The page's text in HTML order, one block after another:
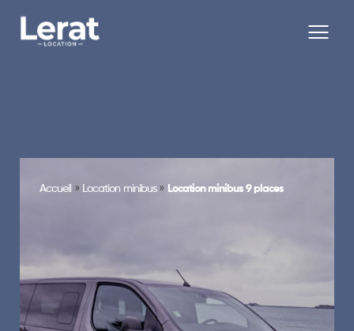
Accueil » Location minibus» Location minibus 9 places